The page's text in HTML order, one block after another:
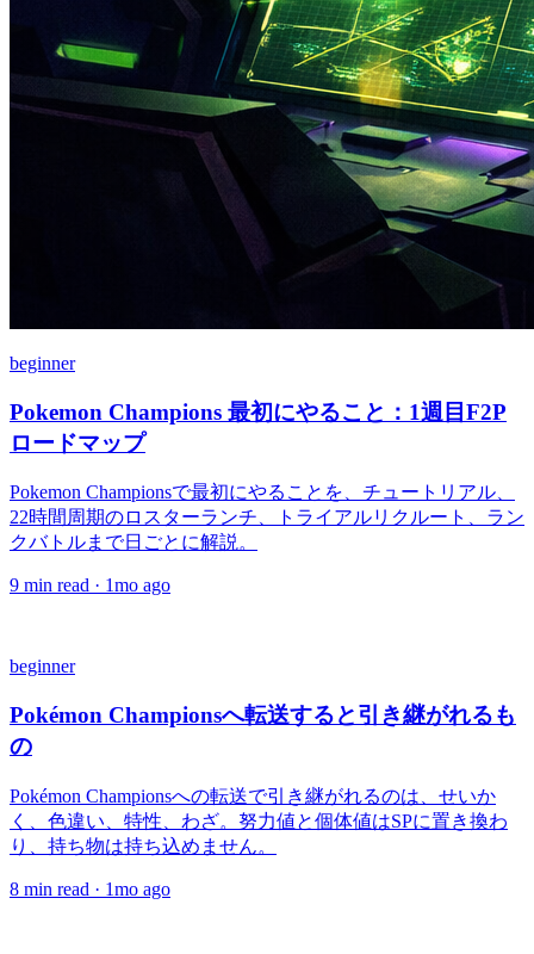
beginner
Pokemon Champions 最初にやること：1週目F2P
ロードマップ
Pokemon Championsで最初にやることを、チュートリアル、
22時間周期のロスターランチ、トライアルリクルート、ラン
クバトルまで日ごとに解説。
9 min read · 1mo ago
beginner
Pokémon Championsへ転送すると引き継がれるも
の
Pokémon Championsへの転送で引き継がれるのは、せいか
く、色違い、特性、わざ。努力値と個体値はSPに置き換わ
り、持ち物は持ち込めません。
8 min read · 1mo ago